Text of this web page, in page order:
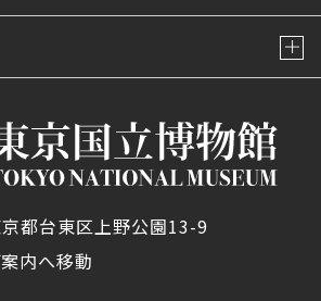
都台東区上野公園13-9
内へ移動